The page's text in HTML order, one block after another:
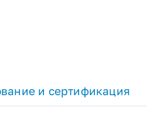
и сертификация